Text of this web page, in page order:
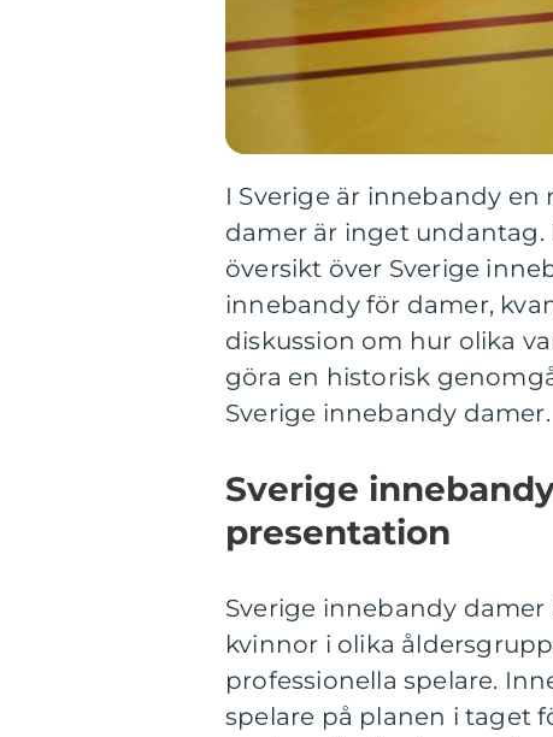
I Sverige är innebandy
damer är inget
översikt över Sverige
innebandy för damer,
diskussion om hur olika
göra en historisk
Sverige innebandy damer.
Sverige
presentation
Sverige innebandy
kvinnor i olika
professionella spelare.
spelare på planen i taget